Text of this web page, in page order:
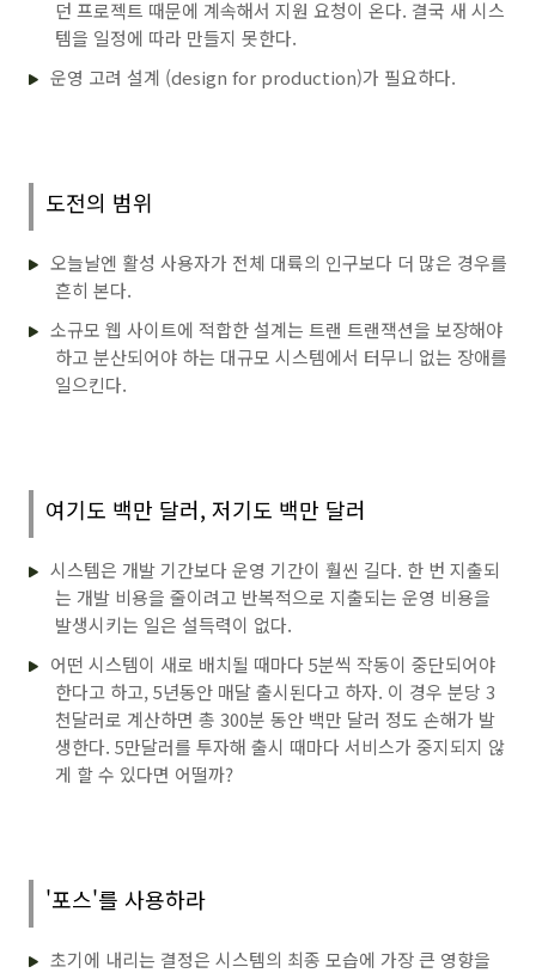
던 프로젝트 때문에 계속해서 지원 요청이 온다. 결국 새 시스
템을 일정에 따라 만들지 못한다.
운영 고려 설계 (design for production)가 필요하다.
도전의 범위
오늘날엔 활성 사용자가 전체 대륙의 인구보다 더 많은 경우를
흔히 본다.
소규모 웹 사이트에 적합한 설계는 트랜 트랜잭션을 보장해야
하고 분산되어야 하는 대규모 시스템에서 터무니 없는 장애를
일으킨다.
여기도 백만 달러, 저기도 백만 달러
시스템은 개발 기간보다 운영 기간이 훨씬 길다. 한 번 지출되
는 개발 비용을 줄이려고 반복적으로 지출되는 운영 비용을
발생시키는 일은 설득력이 없다.
어떤 시스템이 새로 배치될 때마다 5분씩 작동이 중단되어야
한다고 하고, 5년동안 매달 출시된다고 하자. 이 경우 분당 3
천달러로 계산하면 총 300분 동안 백만 달러 정도 손해가 발
생한다. 5만달러를 투자해 출시 때마다 서비스가 중지되지 않
게 할 수 있다면 어떨까?
'포스'를 사용하라
초기에 내리는 결정은 시스템의 최종 모습에 가장 큰 영향을